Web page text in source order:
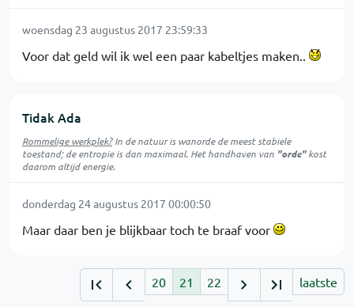
woensdag 23 augustus 2017 23:59:33
Voor dat geld wil ik wel een paar kabeltjes maken..
Tidak Ada
Rommelige werkplek?In de natuur iswanordede meest stabiele
toestand; de entropie is dan maximaal. Het handhaven van "orde"kost
daarom altijd energie.
donderdag 24 augustus 2017 00:00:50
Maar daar ben je blijkbaar toch te braaf voor
20 21 22 laatste